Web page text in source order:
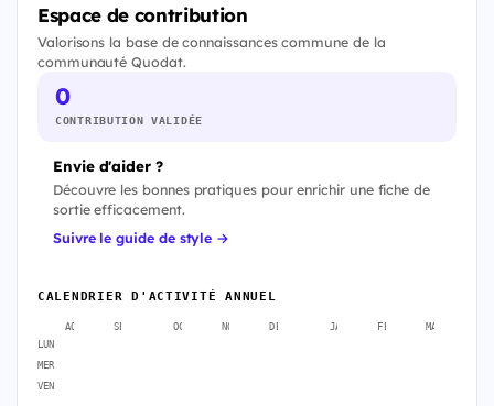
Espace de contribution
Valorisons la base de connaissances commune de la
communauté Quodat.
0
CONTRIBUTION VALIDÉE
Envie d'aider ?
Découvre les bonnes pratiques pour enrichir une fiche de
sortie efficacement.
Suivre le guide de style →
CALENDRIER D'ACTIVITÉ ANNUEL
AOÛT SEPT. OCT. NOV. DÉC. JANV. FÉVR. MARS
LUN
MER
VEN